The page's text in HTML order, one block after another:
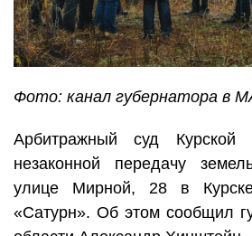
Фото: канал губернатора в
Арбитражный суд Курской
незаконной передачу
улице Мирной, 28 в
«Сатурн». Об этом сообщил